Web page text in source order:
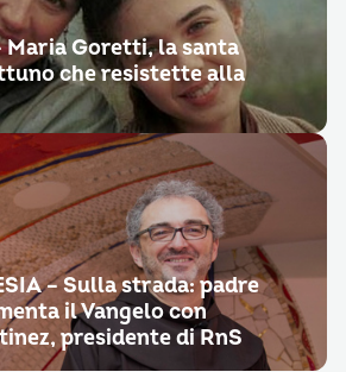
Maria Goretti, la santa
che resistette alla
– Sulla strada: padre
il Vangelo con
presidente di RnS